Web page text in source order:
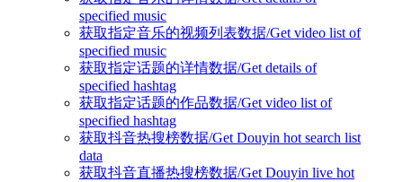
specified music
获取指定音乐的视频列表数据/Get video list of
specified music
获取指定话题的详情数据/Get details of
specified hashtag
获取指定话题的作品数据/Get video list of
specified hashtag
获取抖音热搜榜数据/Get Douyin hot search list
data
获取抖音直播热搜榜数据/Get Douyin live hot